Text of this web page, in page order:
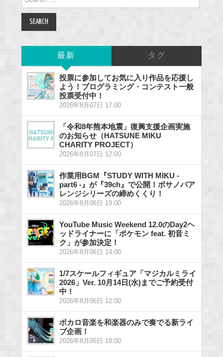
for:
最新 タグ
投票に参加してお気に入り作品を応援し
よう！プログラミング・コンテスト一般
投票受付中！
2026年8月07日 17:00
「令和8年熊本地震」復興支援企画実施
のお知らせ（HATSUNE MIKU
CHARITY PROJECT）
2026年8月07日 12:00
作業用BGM『STUDY WITH MIKU -
part6 -』が『39ch』で公開！ボサノバア
レンジシリーズの締めくくり！
2026年8月06日 19:00
YouTube Music Weekend 12.0のDay2ヘ
ッドライナーに「ポケモン feat. 初音ミ
ク」が参加決定！
2026年8月06日 14:00
1/7スケールフィギュア「マジカルミライ
2026」Ver. 10月14日(水)までご予約受付
中！
2026年8月06日 12:00
ボカロ音楽を和楽器のみで奏でる新ライ
ブ企画！
2026年8月05日 18:00